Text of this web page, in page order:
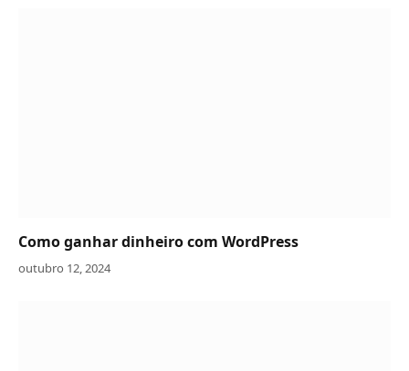
Como ganhar dinheiro com WordPress
outubro 12, 2024